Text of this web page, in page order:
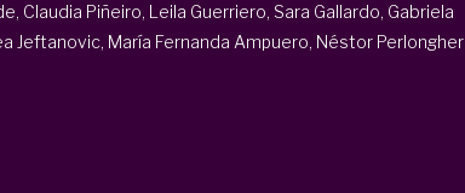
Claudia Piñeiro, Leila Guerriero, Sara Gallardo, Gabriela
Jeftanovic, María Fernanda Ampuero, Néstor Perlongher